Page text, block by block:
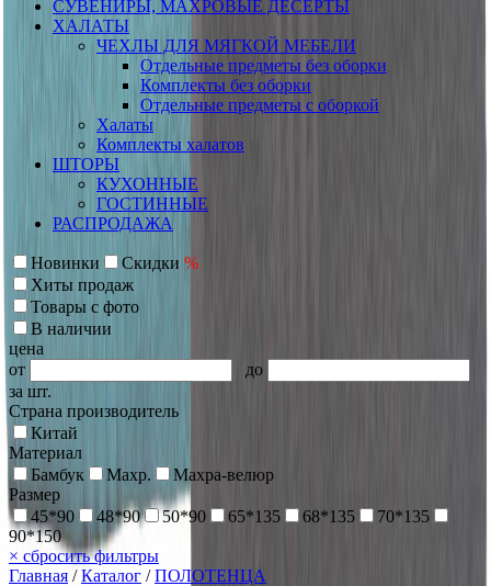
СУВЕНИРЫ, МАХРОВЫЕ ДЕСЕРТЫ
ХАЛАТЫ
ЧЕХЛЫ ДЛЯ МЯГКОЙ МЕБЕЛИ
Отдельные предметы без оборки
Комплекты без оборки
Отдельные предметы с оборкой
Халаты
Комплекты халатов
ШТОРЫ
КУХОННЫЕ
ГОСТИННЫЕ
РАСПРОДАЖА
Новинки Скидки %
Хиты продаж
Товары с фото
В наличии
цена
от
до
за шт.
Страна производитель
Китай
Материал
Бамбук
Махр.
Махра-велюр
Размер
45*90
48*90 50*90 65*135 68*135
70*135
90*150
× сбросить фильтры
Главная /Каталог /ПОЛОТЕНЦА